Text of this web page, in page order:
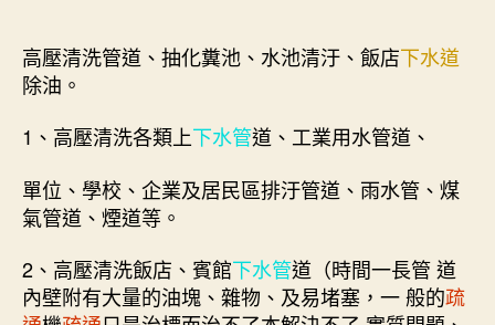
高壓清洗管道、抽化糞池、水池清汙、飯店下水道
除油。
1、高壓清洗各類上下水管道、工業用水管道、
單位、學校、企業及居民區排汙管道、雨水管、煤
氣管道、煙道等。
2、高壓清洗飯店、賓館下水管道（時間一長管 道
內壁附有大量的油塊、雜物、及易堵塞，一 般的疏